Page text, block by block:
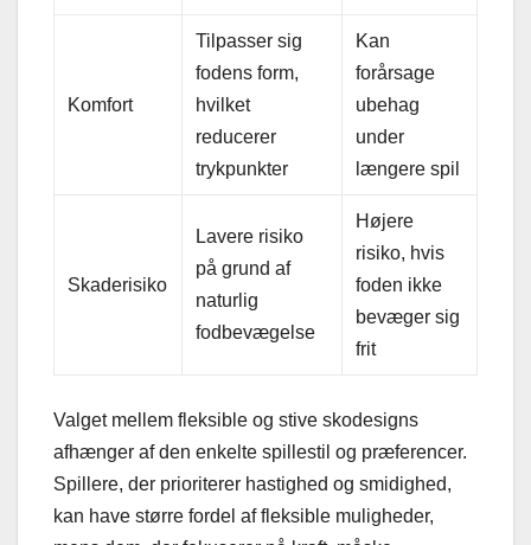
Komfort
Tilpasser sig
fodens form,
hvilket
reducerer
trykpunkter
Kan
forårsage
ubehag
under
længere spil
Skaderisiko
Lavere risiko
på grund af
naturlig
fodbevægelse
Højere
risiko, hvis
foden ikke
bevæger sig
frit
Valget mellem fleksible og stive skodesigns
afhænger af den enkelte spillestil og præferencer.
Spillere, der prioriterer hastighed og smidighed,
kan have større fordel af fleksible muligheder,